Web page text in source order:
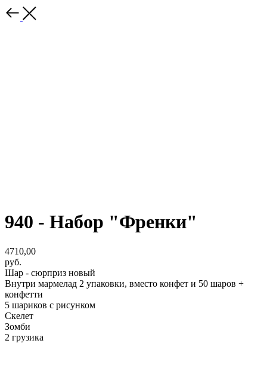
940 - Набор "Френки"
4710,00
руб.
Шар - сюрприз новый
Внутри мармелад 2 упаковки, вместо конфет и 50 шаров +
конфетти
5 шариков с рисунком
Скелет
Зомби
2 грузика